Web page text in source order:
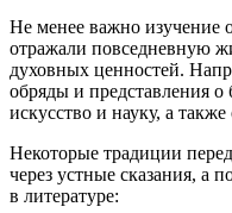
Не менее важно изучение
отражали повседневную
духовных ценностей.
обряды и представления
искусство и науку, а
Некоторые традиции
через устные сказания, а
в литературе: